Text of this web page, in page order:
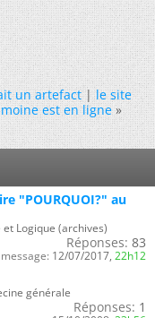
un artefact|le site
est en ligne »
"POURQUOI?" au
Logique (archives)
Réponses: 83
12/07/2017, 22h12
générale
Réponses: 1